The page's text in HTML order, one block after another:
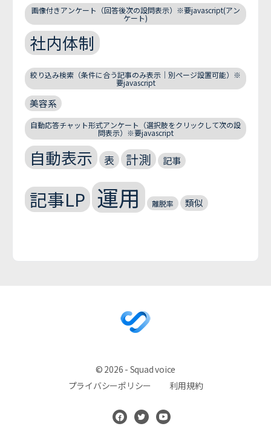
画像付きアンケート（回答後次の設問表示）※要javascript(アン
ケート)
社内体制
絞り込み検索（条件に合う記事のみ表示｜別ページ設置可能）※
要javascript
美容系
自動応答チャット形式アンケート（選択肢をクリックして次の設
問表示）※要javascript
自動表示 表 計測 記事
記事LP 運用 離脱率 類似
© 2026 - Squad voice
プライバシーポリシー
利用規約